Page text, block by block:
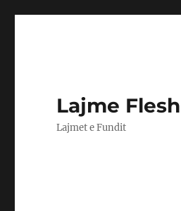
Lajme Flesh
Lajmet e Fundit